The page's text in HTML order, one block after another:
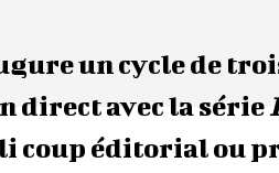
un cycle de
direct avec la série
coup éditorial ou